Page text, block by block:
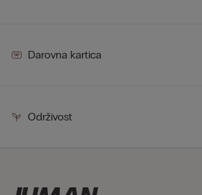
Darovna kartica
Održivost